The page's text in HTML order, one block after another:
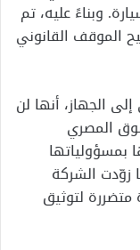
كيا، وسيات”، وقد بلغ عددها 11 سيارة. وبناءً عليه، تم
الموقف القانوني
الجهاز، أنها لن
المصري
بمسؤولياتها
زوّدت الشركة
متضررة لتوثيق